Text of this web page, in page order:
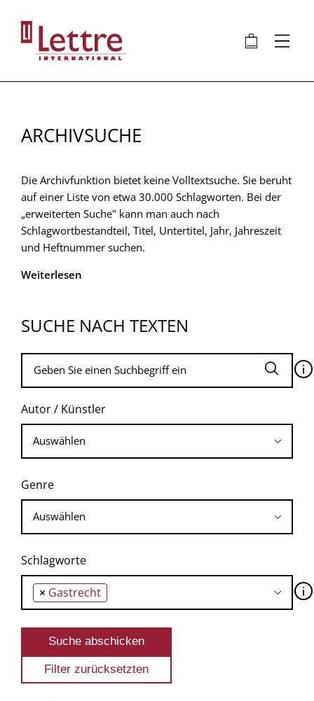
Inhalt
🛍 ⋮
ARCHIVSUCHE
Die Archivfunktion bietet keine Volltextsuche. Sie beruht
auf einer Liste von etwa 30.000 Schlagworten. Bei der
„erweiterten Suche" kann man auch nach
Schlagwortbestandteil, Titel, Untertitel, Jahr, Jahreszeit
und Heftnummer suchen.
Weiterlesen
SUCHE NACH TEXTEN
🛈
Autor / Künstler
Genre
Schlagworte
× Gastrecht 🛈